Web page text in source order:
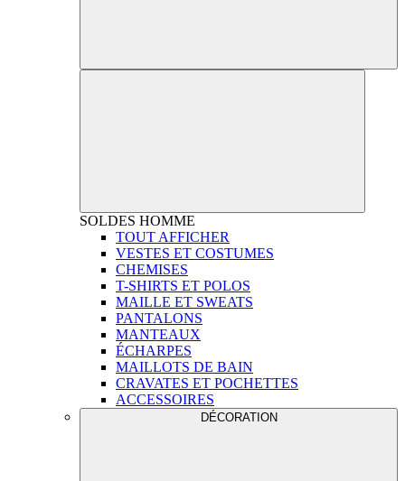
SOLDES HOMME
TOUT AFFICHER
VESTES ET COSTUMES
CHEMISES
T-SHIRTS ET POLOS
MAILLE ET SWEATS
PANTALONS
MANTEAUX
ÉCHARPES
MAILLOTS DE BAIN
CRAVATES ET POCHETTES
ACCESSOIRES
DÉCORATION